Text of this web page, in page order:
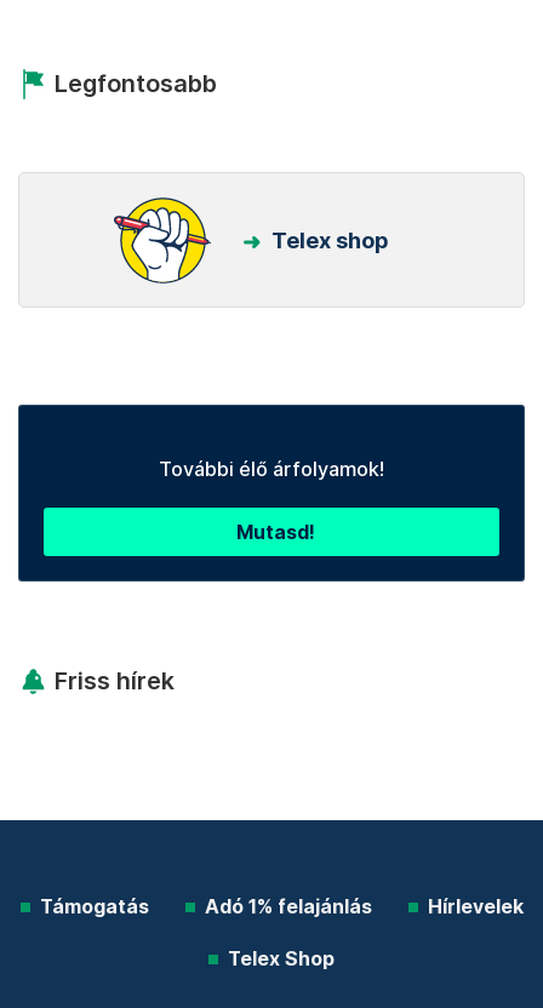
Legfontosabb
Telex shop
További élő árfolyamok!
Mutasd!
Friss hírek
Támogatás Adó 1% felajánlás Hírlevelek
Telex Shop